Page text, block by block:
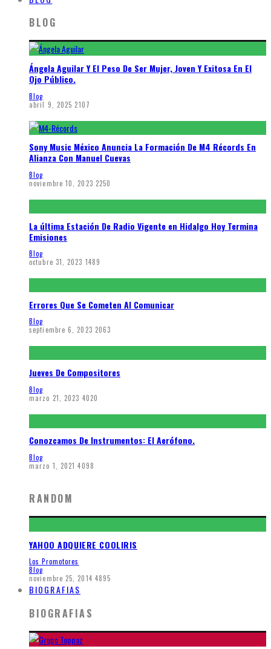
BLOG
Ángela Aguilar Y El Peso De Ser Mujer, Joven Y Exitosa En El
Ojo Público.
Blog
abril 9, 2025 2107
Sony Music México Anuncia La Formación De M4 Récords En
Alianza Con Manuel Cuevas
Blog
noviembre 10, 2023 2250
La última Estación De Radio Vigente en Hidalgo Hoy Termina
Emisiones
Blog
octubre 31, 2023 1489
Errores Que Se Cometen Al Comunicar
Blog
septiembre 6, 2023 2063
Jueves De Compositores
Blog
marzo 21, 2023 4020
Conozcamos De Instrumentos: El Aerófono.
Blog
marzo 1, 2021 4098
RANDOM
YAHOO ADQUIERE COOLIRIS
Los Promotores
Blog
noviembre 25, 2014 4895
BIOGRAFIAS
BIOGRAFIAS